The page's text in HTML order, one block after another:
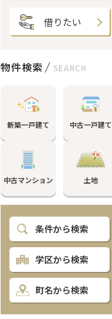
借りたい
物件検索 SEARCH
新築一戸建て 中古一戸建て
中古マンション 土地
条件から検索
学区から検索
町名から検索